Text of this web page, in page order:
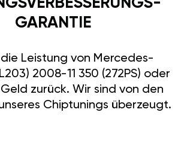
GARANTIE
Leistung von Mercedes-
2008-11 350 (272PS) oder
zurück. Wir sind von den
Chiptunings überzeugt.